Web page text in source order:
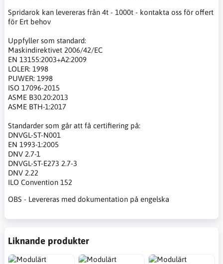
Spridarok kan levereras från 4t - 1000t - kontakta oss för offert
för Ert behov
Uppfyller som standard:
Maskindirektivet 2006/42/EC
EN 13155:2003+A2:2009
LOLER: 1998
PUWER: 1998
ISO 17096-2015
ASME B30.20:2013
ASME BTH-1:2017
Standarder som går att få certifiering på:
DNVGL-ST-N001
EN 1993-1:2005
DNV 2.7-1
DNVGL-ST-E273 2.7-3
DNV 2.22
ILO Convention 152
OBS - Levereras med dokumentation på engelska
Liknande produkter